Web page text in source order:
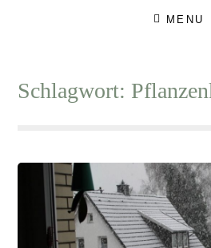
MENU
Schlagwort: